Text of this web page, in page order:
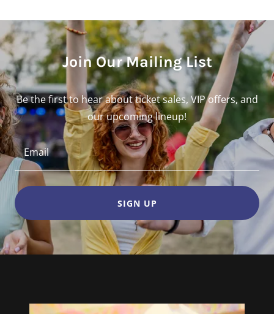
Join Our Mailing List
Be the first to hear about ticket sales, VIP offers, and
our upcoming lineup!
Email
SIGN UP